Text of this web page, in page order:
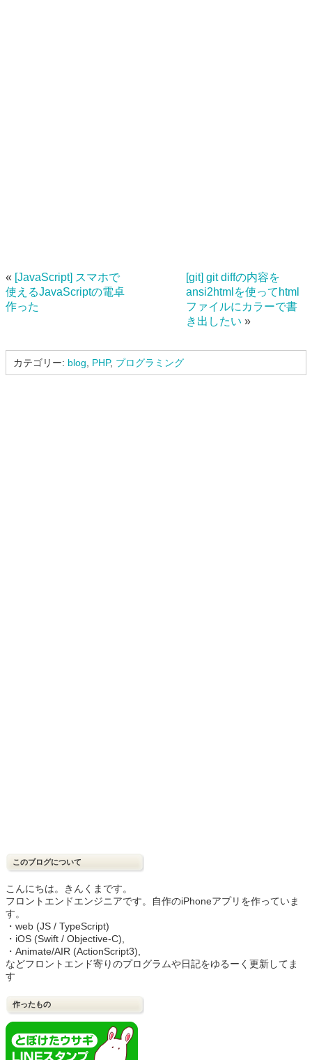
« [JavaScript] スマホで
使えるJavaScriptの電卓
作った
[git] git diffの内容を
ansi2htmlを使ってhtml
ファイルにカラーで書
き出したい »
カテゴリー: blog PHP, プログラミング
このブログについて
こんにちは。きんくまです。
フロントエンドエンジニアです。自作のiPhoneアプリを作っていま
す。
・web (JS / TypeScript)
・iOS (Swift / Objective-C),
・Animate/AIR (ActionScript3),
などフロントエンド寄りのプログラムや日記をゆるーく更新してま
す
作ったもの